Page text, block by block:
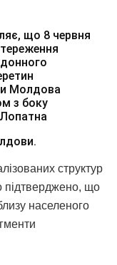
що 8 червня
Молдова
з боку
структур
підтверджено, що
населеного